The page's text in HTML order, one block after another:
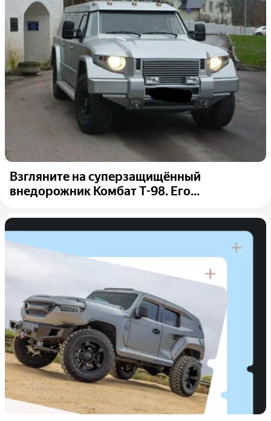
Взгляните на суперзащищённый
внедорожник Комбат Т-98. Его...